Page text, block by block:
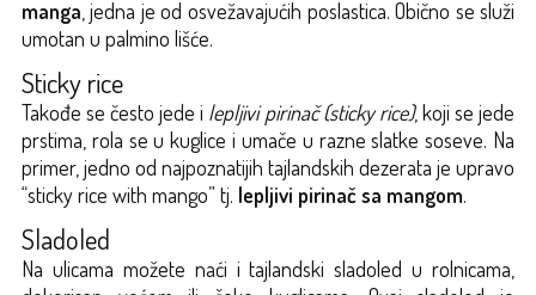
manga, jedna je od osvežavajućih poslastica. Obično se služi
umotan u palmino lišće.
Sticky rice
Takođe se često jede i lepljivi pirinač (sticky rice), koji se jede
prstima, rola se u kuglice i umače u razne slatke soseve. Na
primer, jedno od najpoznatijih tajlandskih dezerata je upravo
“sticky rice with mango” tj. lepljivi pirinač sa mangom.
Sladoled
Na ulicama možete naći i tajlandski sladoled u rolnicama,